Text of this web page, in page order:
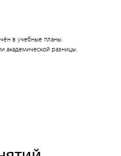
в учебные планы.
академической разницы.